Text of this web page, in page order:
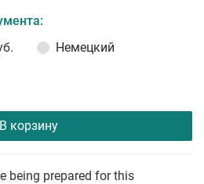
Немецкий
В корзину
being prepared for this